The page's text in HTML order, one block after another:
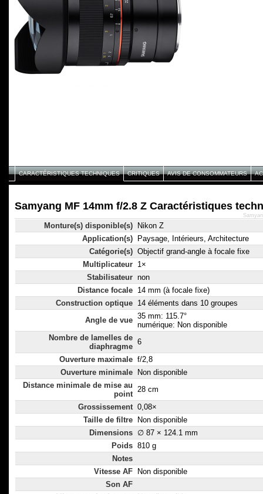
CARACTÉRISTIQUES TECHNIQUES CRITIQUES AVIS DE CONSOMMATEURS
Samyang MF 14mm f/2.8 Z Caractéristiques
Monture(s) disponible(s)
Nikon Z
Application(s)
Paysage, Intérieurs, Architecture
Catégorie(s) Objectif grand-angle à focale fixe
Multiplicateur 1×
Stabilisateur non
Distance focale 14 mm (à focale fixe)
Construction optique 14 éléments dans 10 groupes
Angle de vue 35 mm: 115.7°
numérique: Non disponible
Nombre de lamelles de
diaphragme
6
Ouverture maximale f/2,8
Ouverture minimale
Non disponible
Distance minimale de mise au
point
28 cm
Grossissement 0,08×
Taille de filtre
Non disponible
Dimensions ∅ 87 × 124.1 mm
Poids 810 g
Notes
Vitesse AF
Non disponible
Son AF